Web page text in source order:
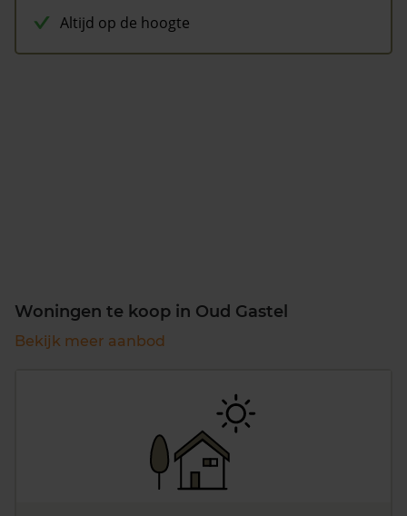
Altijd op de hoogte
Woningen te koop in Oud Gastel
Bekijk meer aanbod